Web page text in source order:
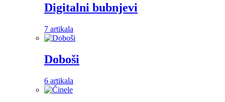
Digitalni bubnjevi
7 artikala
Doboši
6 artikala